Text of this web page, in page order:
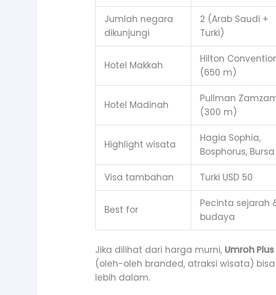
Jumlah negara
dikunjungi
2 (Arab Saudi +
Turki)
Hotel Makkah
Hilton
(650 m)
Hotel Madinah
Pullman
(300 m)
Highlight wisata
Hagia Sophia,
Bosphorus, Bursa
Visa tambahan Turki USD 50
Best for
Pecinta sejarah
budaya
Jika dilihat dari harga murni, Umroh
(oleh-oleh branded, atraksi wisata)
lebih dalam.